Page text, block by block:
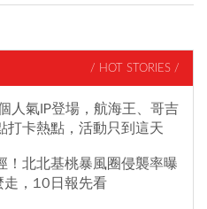
/ HOT STORIES /
人氣IP登場，航海王、哥吉
卡熱點，活動只到這天
！北北基桃暴風圈侵襲率曝
，10日報先看